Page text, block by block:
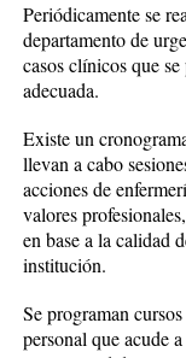
Periódicamente se
departamento de
casos clínicos que
adecuada.
Existe un
llevan a cabo
acciones de
valores
en base a la calidad
institución.
Se programan
personal que acude